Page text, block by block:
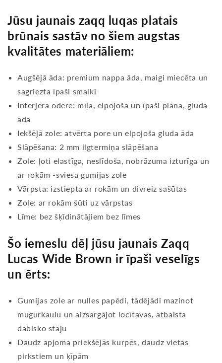
Jūsu jaunais zaqq luqas platais
brūnais sastāv no šiem augstas
kvalitātes materiāliem:
Augšējā āda: premium nappa āda, maigi miecēta un
sagriezta īpaši smalki
Interjera odere: mīļa, elpojoša un īpaši plāna, gluda
āda
Iekšējā zole: atvērta pore un elpojoša gluda āda
Slāpēšana: 2 mm ilgtermiņa slāpēšana
Zole: ļoti elastīga, neslīdoša, nobrāzuma izturīga un
ar rokām -sviesa gumijas zole
Vārpsta: izstiepta ar rokām un divreiz sašūtas
Zole: ar rokām šūti uz vārpstas
Līme: bez šķīdinātājiem bez līmes
Šo iemeslu dēļ jūsu jaunais Zaqq
Lucas Wide Brown ir īpaši veselīgs
un ērts:
Gumijas zole ar nulles papēdi, tādējādi mazinot
mugurkaulu un aizsargājot locītavas, atbalsta
dabisko stāju
Daudz apjoma priekšējās kurpēs, daudz vietas
pirkstiem un ķīpām